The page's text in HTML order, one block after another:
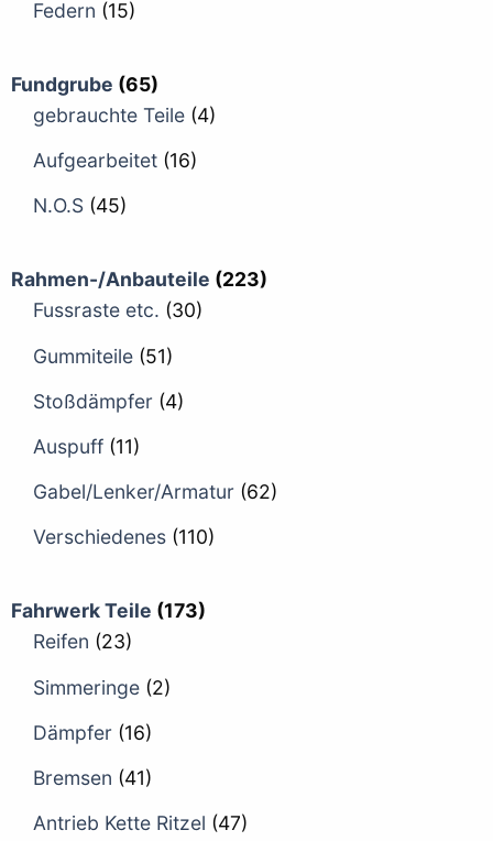
Federn (15)
Fundgrube (65)
gebrauchte Teile (4)
Aufgearbeitet (16)
N.O.S (45)
Rahmen-/Anbauteile (223)
Fussraste etc. (30)
Gummiteile (51)
Stoßdämpfer (4)
Auspuff (11)
Gabel/Lenker/Armatur (62)
Verschiedenes (110)
Fahrwerk Teile (173)
Reifen (23)
Simmeringe (2)
Dämpfer (16)
Bremsen (41)
Antrieb Kette Ritzel (47)